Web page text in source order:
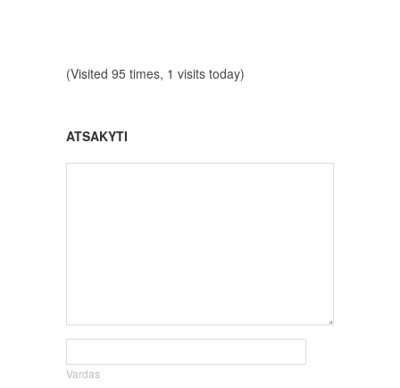
(Visited 95 times, 1 visits today)
ATSAKYTI
Vardas